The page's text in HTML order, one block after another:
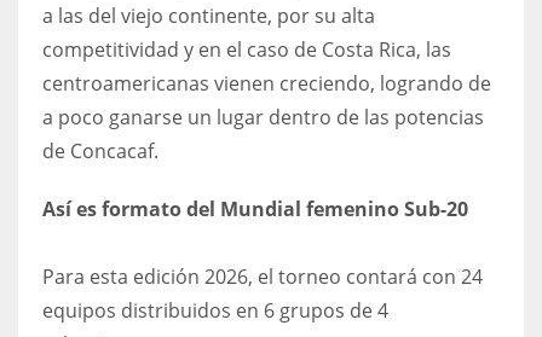
a las del viejo continente, por su alta
competitividad y en el caso de Costa Rica, las
centroamericanas vienen creciendo, logrando de
a poco ganarse un lugar dentro de las potencias
de Concacaf.
Así es formato del Mundial femenino Sub-20
Para esta edición 2026, el torneo contará con 24
equipos distribuidos en 6 grupos de 4